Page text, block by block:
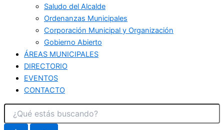
Saludo del Alcalde
Ordenanzas Municipales
Corporación Municipal y Organización
Gobierno Abierto
ÁREAS MUNICIPALES
DIRECTORIO
EVENTOS
CONTACTO